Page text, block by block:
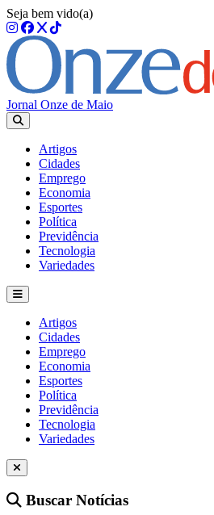
Seja bem vido(a)
Jornal Onze de Maio
Artigos
Cidades
Emprego
Economia
Esportes
Política
Previdência
Tecnologia
Variedades
Artigos
Cidades
Emprego
Economia
Esportes
Política
Previdência
Tecnologia
Variedades
Buscar Notícias